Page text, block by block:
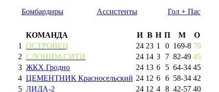
Бомбардиры Ассистенты Гол + Пас
КОМАНДА И В Н П М
О
1
ОСТРОВЕЦ 24 23 1 0 169-8 70
2 СЛОНИМ-СИТИ 24 14 3 7 82-49 45
3 ЖКХ Гродно 24 13 6 5 64-34 45
4 ЦЕМЕНТНИК Красносельский 24 12 6 6 58-34 42
5 ЛИДА-2 24 12 4 8 42-57 40